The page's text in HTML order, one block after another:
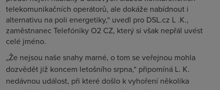
telekomunikačních operátorů, ale dokáže nabídnout i
alternativu na poli energetiky,“ uvedl pro DSL.cz L .K.,
zaměstnanec Telefóniky O2 CZ, který si však nepřál uvést
celé jméno.
„Že nejsou naše snahy marné, o tom se veřejnou mohla
dozvědět již koncem letošního srpna,“ připomíná L. K.
nedávnou událost, při které došlo k vyhoření několika